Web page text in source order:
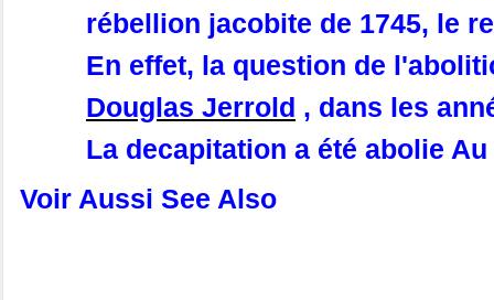
rébellion jacobite de 1745, le
En effet, la question de
Douglas Jerrold , dans les
La decapitation a été abolie
Voir Aussi See Also